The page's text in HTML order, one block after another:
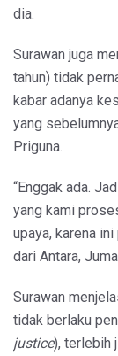
dia.
Surawan juga
tahun) tidak
kabar adanya
yang
Priguna.
“Enggak ada.
yang kami
upaya, karena
dari Antara,
Surawan
tidak berlaku
justice), terlebih